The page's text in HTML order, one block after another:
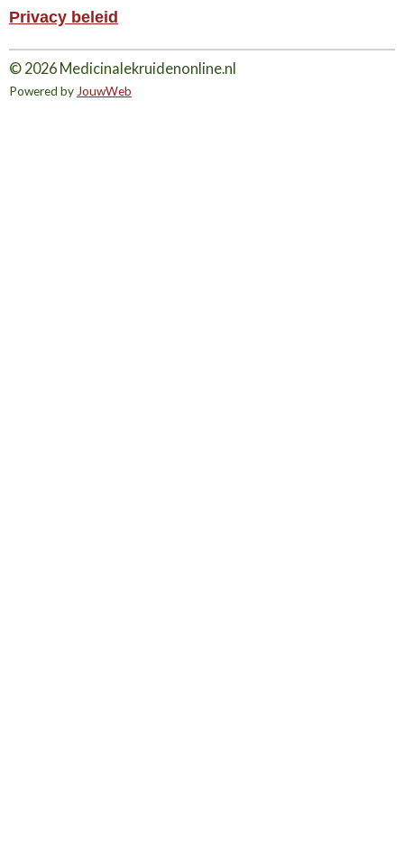
Privacy beleid
© 2026 Medicinalekruidenonline.nl
Powered by JouwWeb